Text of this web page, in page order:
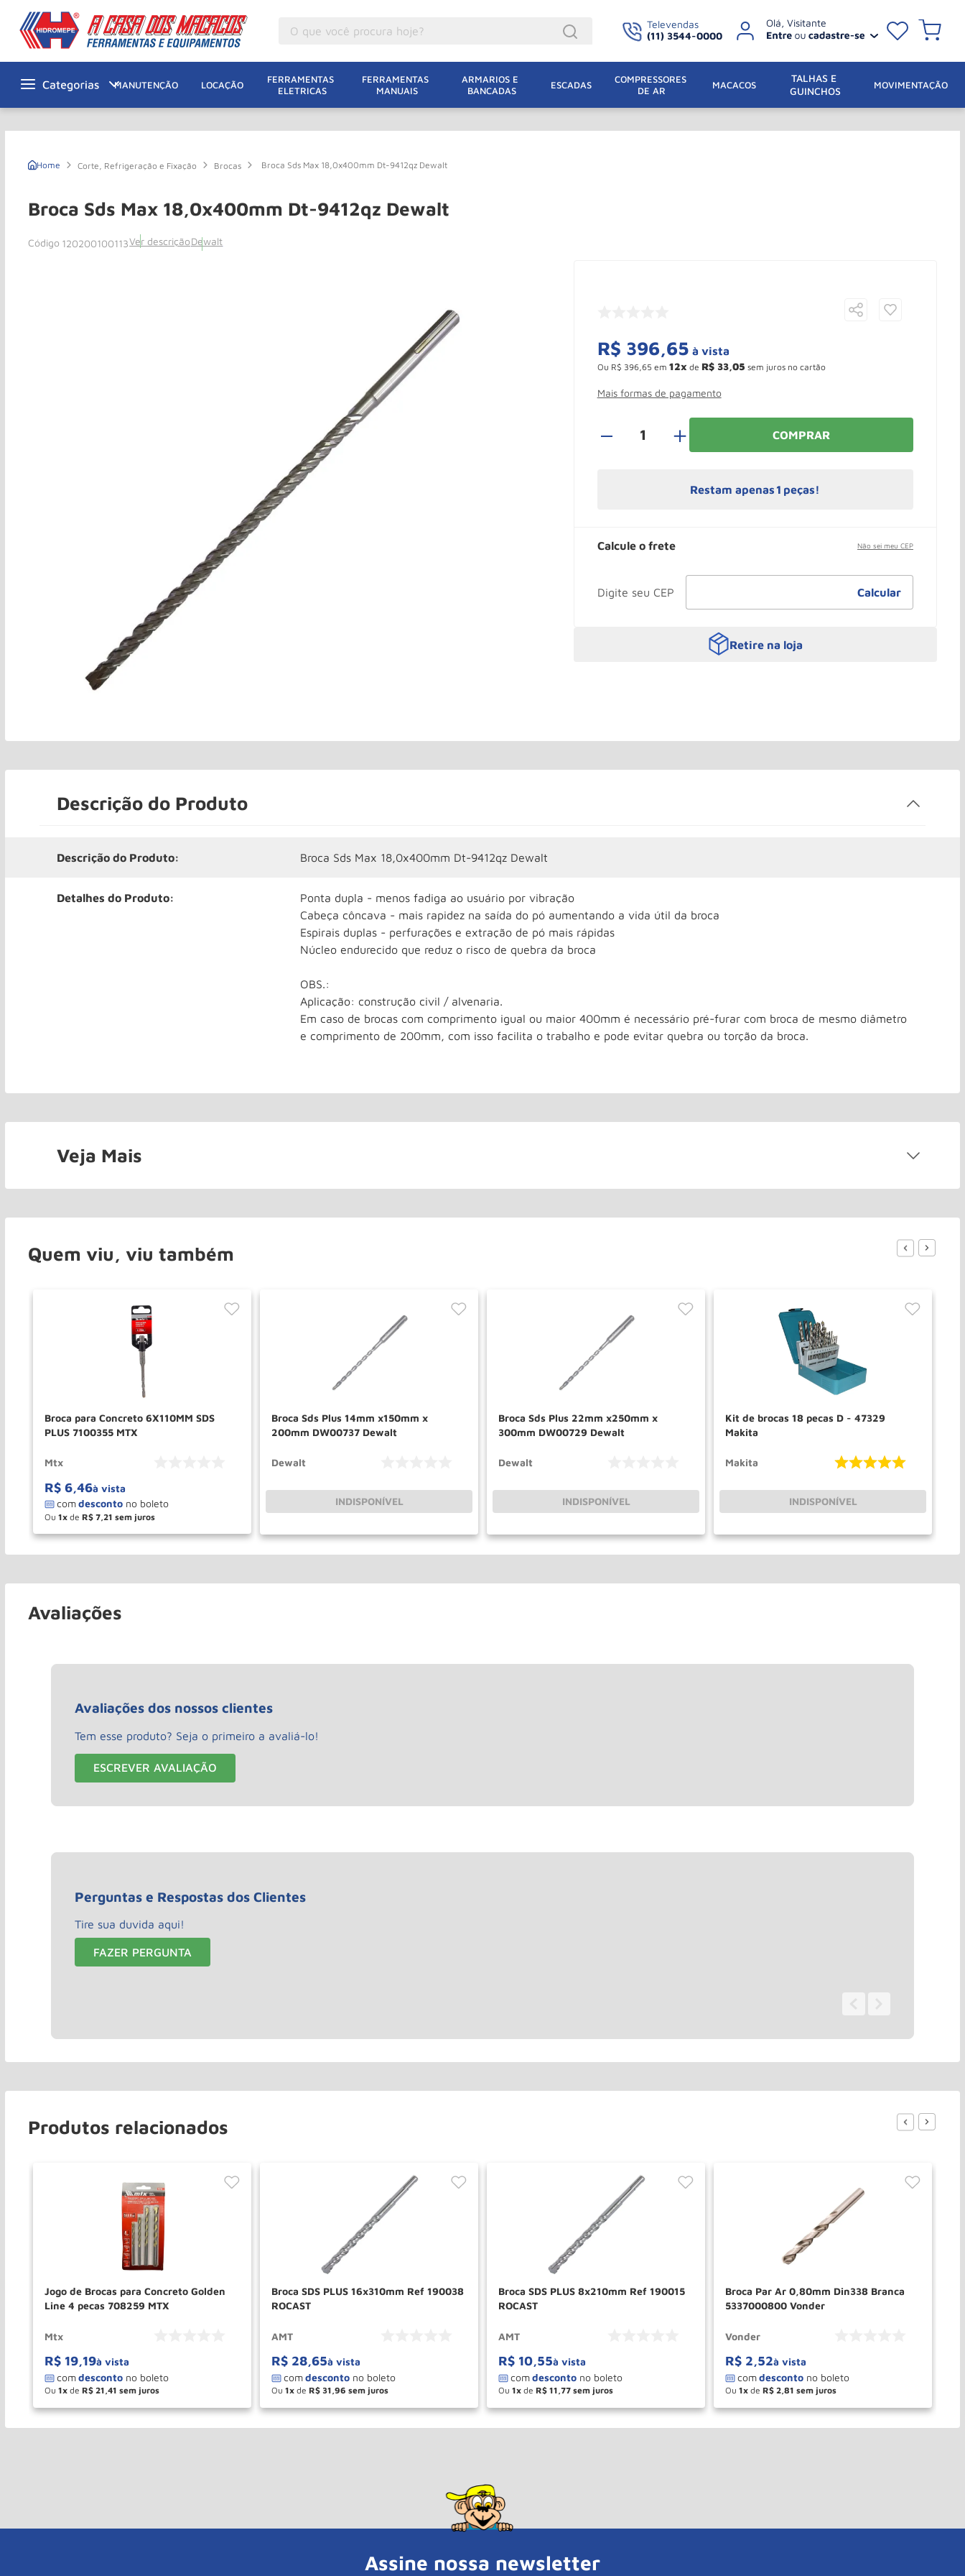
Televendas
(11) 3544-0000
MANUTENÇÃO LOCAÇÃO
FERRAMENTAS
ELETRICAS
FERRAMENTAS
MANUAIS
ARMARIOS E
BANCADAS
ESCADAS
COMPRESSORES
DE AR
MACACOS
TALHAS E
GUINCHOS
MOVIMENTAÇÃO
Corte, Refrigeração e Fixação Brocas Broca Sds Max 18,0x400mm Dt-9412qz Dewalt
Broca Sds Max 18,0x400mm Dt-9412qz Dewalt
120200100113Ver descriçãoDewalt
R$ 396,65 à vista
Ou R$ 396, 65 em 12 de R$ 33,05 sem juros no cartão
Mais formas de pagamento
＋ COMPRAR
Restam apenas 1 peças!
Calcule o frete Não sei meu CEP
Retire na loja
Descrição do Produto
Descrição do Produto: Broca Sds Max 18,0x400mm Dt-9412qz Dewalt
Detalhes do Produto:
Ponta dupla - menos fadiga ao usuário por vibração
Cabeça côncava - mais rapidez na saída do pó aumentando a vida útil da broca
Espirais duplas - perfurações e extração de pó mais rápidas
Núcleo endurecido que reduz o risco de quebra da broca
OBS.:
Aplicação: construção civil / alvenaria.
Em caso de brocas com comprimento igual ou maior 400mm é necessário pré-furar com broca de mesmo diâmetro
e comprimento de 200mm, com isso facilita o trabalho e pode evitar quebra ou torção da broca.
Veja Mais
Quem viu, viu também
Broca para Concreto 6X110MM SDS
PLUS 7100355 MTX
Mtx
R$ 6,46à vista
Ou 1 de R$ 7 21
＋
－ COMPRAR
Broca Sds Plus 14mm x150mm x
200mm DW00737 Dewalt
Dewalt
INDISPONÍVEL
Broca Sds Plus 22mm x250mm x
300mm DW00729 Dewalt
Dewalt
INDISPONÍVEL
Kit de brocas 18 pecas D - 47329
Makita
Makita
INDISPONÍVEL
Avaliações
Avaliações dos nossos clientes
Tem esse produto? Seja o primeiro a avaliá-lo!
ESCREVER AVALIAÇÃO
Perguntas e Respostas dos Clientes
Tire sua duvida aqui!
FAZER PERGUNTA
Produtos relacionados
Jogo de Brocas para Concreto Golden
Line 4 pecas 708259 MTX
Mtx
R$ 19,19à vista
Ou 1 de R$ 21,41
＋
－ COMPRAR
Broca SDS PLUS 16x310mm Ref 190038
ROCAST
AMT
R$ 28,65à vista
Ou 1 de R$ 31,96
＋
－ COMPRAR
Broca SDS PLUS 8x210mm Ref 190015
ROCAST
AMT
R$ 10,55à vista
Ou 1 de R$ 11,77
＋
－ COMPRAR
Broca Par Ar 0,80mm Din338 Branca
5337000800 Vonder
Vonder
R$ 2,52à vista
Ou 1 de R$ 2,81
＋
－ COMPRAR
Assine nossa newsletter
1º Macacos
6º Talha Eletrica